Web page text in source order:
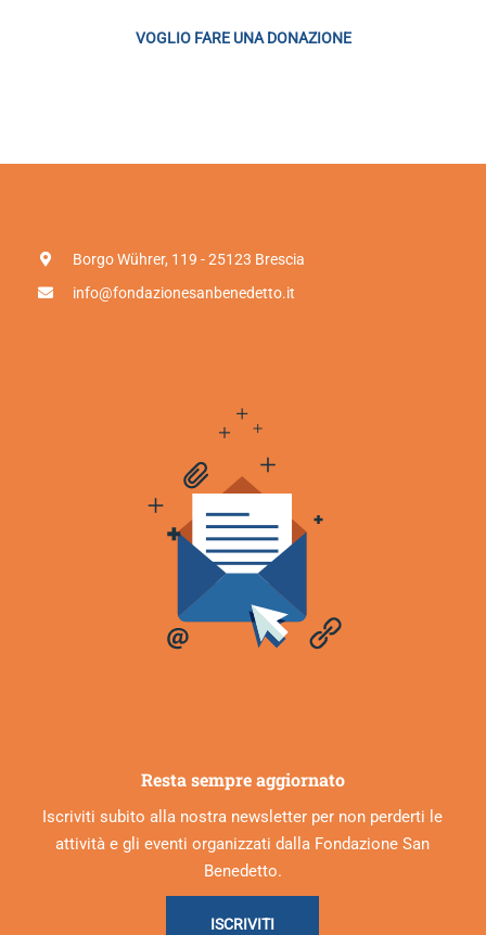
VOGLIO FARE UNA DONAZIONE
Borgo Wührer, 119 - 25123 Brescia
info@fondazionesanbenedetto.it
Resta sempre aggiornato
Iscriviti subito alla nostra newsletter per non perderti le
attività e gli eventi organizzati dalla Fondazione San
Benedetto.
ISCRIVITI